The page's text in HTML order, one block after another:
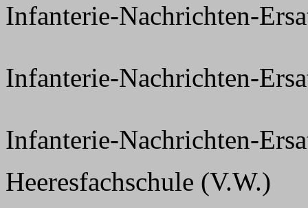
Infanterie-Nachrichten-
Infanterie-Nachrichten-
Infanterie-Nachrichten-
Heeresfachschule (V.W.)